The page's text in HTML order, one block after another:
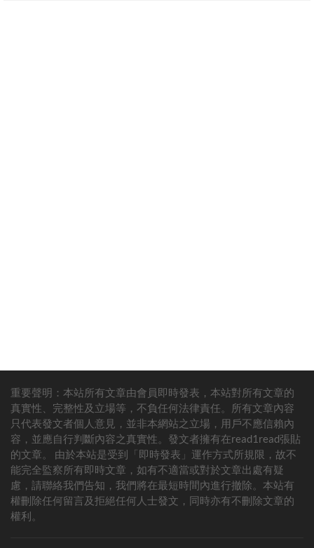
山治的能力是火，跟水屬性的雨之神打確實有點吃虧。看來還得甚
平來幫忙牽制住雨之神，這樣山治就能專心跟麒麟戈姆幹仗，把他
打敗了。
香克斯和黑鬍子打起來啦， 結果香克斯輸了！ 這是劇情需要嗎？
我都知道香克斯和黑鬍子是死對頭。當年香克斯一點都沒輕敵，還
是被黑鬍子弄傷了左眼，這讓香克斯明白，黑鬍子這人實力超強，
還特別能忍。香克斯知道，黑鬍子以後得到自己想要的東西，肯定
會取代白鬍子的位置。
重要聲明：本站所有文章由會員即時發表，本站對所有文章的
真實性、完整性及立場等，不負任何法律責任。所有文章內容
只代表發文者個人意見，並非本網站之立場，用戶不應信賴內
容，並應自行判斷內容之真實性。發文者擁有在read1read張貼
的文章。 由於本站是受到「即時發表」運作方式所規限，故不
能完全監察所有即時文章，如有不適當或對於文章出處有疑
慮，請聯絡我們告知，我們將在最短時間內進行撤除。本站有
權刪除任何留言及拒絕任何人士發文，同時亦有不刪除文章的
權利。